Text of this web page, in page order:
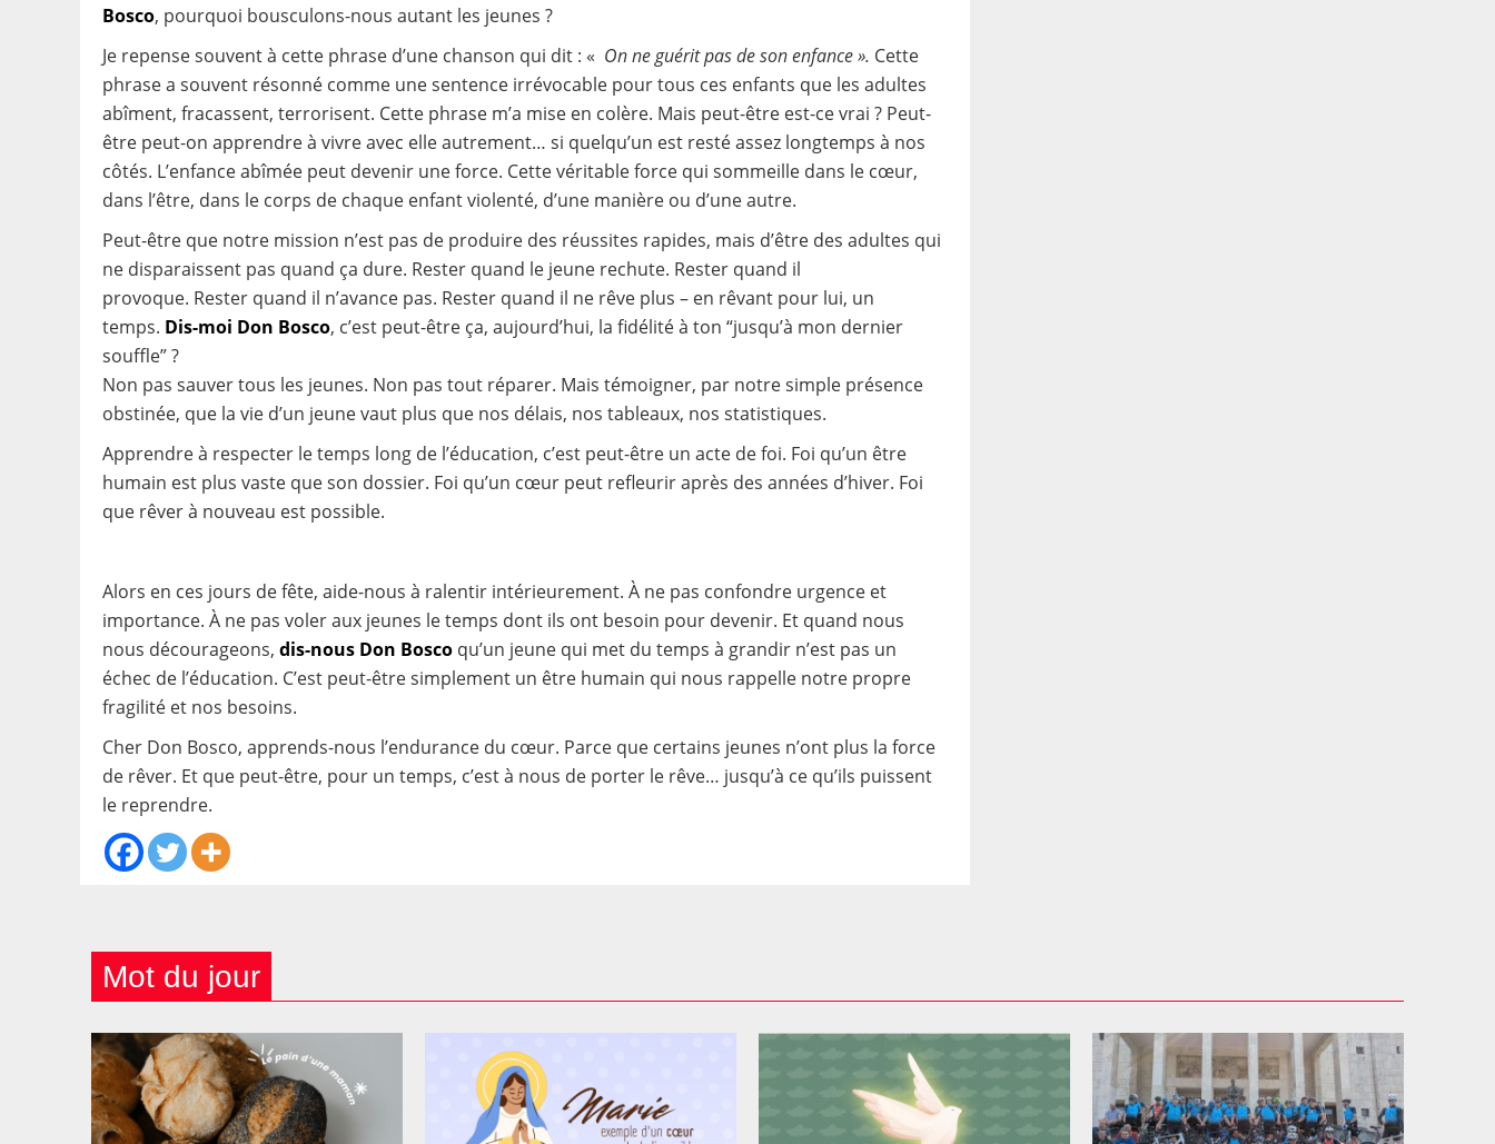
Bosco, pourquoi bousculons-nous autant les jeunes ?
Je repense souvent à cette phrase d’une chanson qui dit : « On ne guérit pas de sonenfance ». Cette
phrase a souvent résonné comme une sentence irrévocable pour tous ces enfants que les adultes
abîment, fracassent, terrorisent. Cette phrase m’a mise en colère. Mais peut-être est-ce vrai ? Peut-
être peut-on apprendre à vivre avec elle autrement… si quelqu’un est resté assez longtemps à nos
côtés. L’enfance abîmée peut devenir une force. Cette véritable force qui sommeille dans le cœur,
dans l’être, dans le corps de chaque enfant violenté, d’une manière ou d’une autre.
Peut-être que notre mission n’est pas de produire des réussites rapides, mais d’être des adultes qui
ne disparaissent pas quand ça dure. Rester quand le jeune rechute. Rester quand il
provoque. Rester quand il n’avance pas. Rester quand il ne rêve plus – en rêvant pour lui, un
temps. Dis-moi Don Bosco, c’est peut-être ça, aujourd’hui, la fidélité à ton “jusqu’à mon dernier
souffle” ?
Non pas sauver tous les jeunes. Non pas tout réparer. Mais témoigner, par notre simple présence
obstinée, que la vie d’un jeune vaut plus que nos délais, nos tableaux, nos statistiques.
Apprendre à respecter le temps long de l’éducation, c’est peut-être un acte de foi. Foi qu’un être
humain est plus vaste que son dossier. Foi qu’un cœur peut refleurir après des années d’hiver. Foi
que rêver à nouveau est possible.
Alors en ces jours de fête, aide-nous à ralentir intérieurement. À ne pas confondre urgence et
importance. À ne pas voler aux jeunes le temps dont ils ont besoin pour devenir. Et quand nous
nous décourageons, dis-nous Don Bosco qu’un jeune qui met du temps à grandir n’est pas un
échec de l’éducation. C’est peut-être simplement un être humain qui nous rappelle notre propre
fragilité et nos besoins.
Cher Don Bosco, apprends-nous l’endurance du cœur. Parce que certains jeunes n’ont plus la force
de rêver. Et que peut-être, pour un temps, c’est à nous de porter le rêve… jusqu’à ce qu’ils puissent
le reprendre.
Mot du jour